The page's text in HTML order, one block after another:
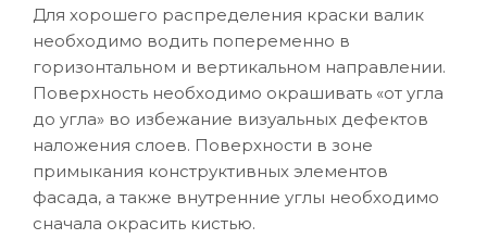
Для хорошего распределения краски валик
необходимо водить попеременно в
горизонтальном и вертикальном направлении.
Поверхность необходимо окрашивать «от угла
до угла» во избежание визуальных дефектов
наложения слоев. Поверхности в зоне
примыкания конструктивных элементов
фасада, а также внутренние углы необходимо
сначала окрасить кистью.